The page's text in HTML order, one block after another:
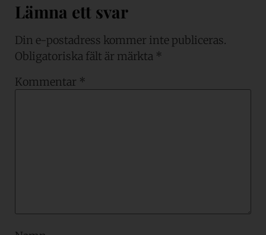
Lämna ett svar
Din e-postadress kommer inte publiceras.
Obligatoriska fält är märkta *
Kommentar *